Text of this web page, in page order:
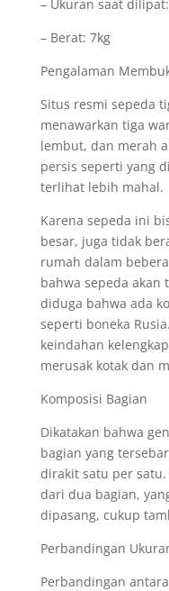
– Ukuran saat dilipat:
– Berat: 7kg
Pengalaman
Situs resmi sepeda
menawarkan tiga
lembut, dan merah
persis seperti yang
terlihat lebih mahal.
Karena sepeda ini
besar, juga tidak
rumah dalam
bahwa sepeda akan
diduga bahwa ada
seperti boneka
keindahan
merusak kotak dan
Komposisi Bagian
Dikatakan bahwa
bagian yang
dirakit satu per
dari dua bagian,
dipasang, cukup
Perbandingan
Perbandingan